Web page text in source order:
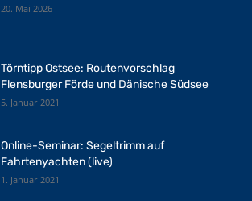
20. Mai 2026
Törntipp Ostsee: Routenvorschlag
Flensburger Förde und Dänische Südsee
5. Januar 2021
Online-Seminar: Segeltrimm auf
Fahrtenyachten (live)
1. Januar 2021